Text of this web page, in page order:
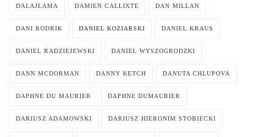
DALAJLAMA DAMIEN CALLIXTE DAN MILLAN
DANI RODRIK DANIEL KOZIARSKI DANIEL KRAUS
DANIEL RADZIEJEWSKI DANIEL WYSZOGRODZKI
DANN MCDORMAN DANNY KETCH DANUTA CHLUPOVA
DAPHNE DU MAURIER DAPHNE DUMAURIER
DARIUSZ ADAMOWSKI DARIUSZ HIERONIM STOBIECKI